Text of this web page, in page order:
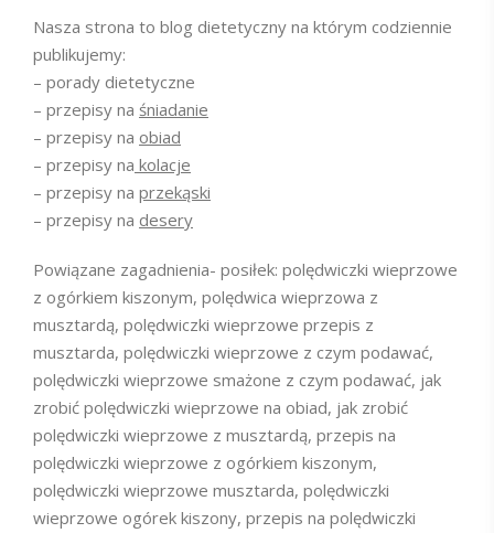
Nasza strona to blog dietetyczny na którym codziennie
publikujemy:
– porady dietetyczne
– przepisy na śniadanie
– przepisy na obiad
– przepisy na kolacje
– przepisy na przekąski
– przepisy na desery
Powiązane zagadnienia- posiłek: polędwiczki wieprzowe
z ogórkiem kiszonym, polędwica wieprzowa z
musztardą, polędwiczki wieprzowe przepis z
musztarda, polędwiczki wieprzowe z czym podawać,
polędwiczki wieprzowe smażone z czym podawać, jak
zrobić polędwiczki wieprzowe na obiad, jak zrobić
polędwiczki wieprzowe z musztardą, przepis na
polędwiczki wieprzowe z ogórkiem kiszonym,
polędwiczki wieprzowe musztarda, polędwiczki
wieprzowe ogórek kiszony, przepis na polędwiczki